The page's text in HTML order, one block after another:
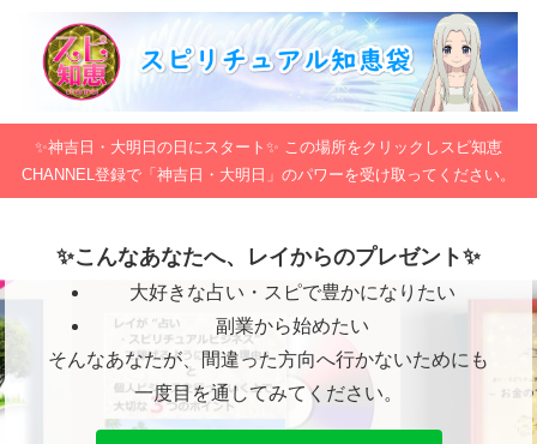
✨神吉日・大明日の日にスタート✨ この場所をクリックしスピ知恵
CHANNEL登録で「神吉日・大明日」のパワーを受け取ってください。
✨こんなあなたへ、レイからのプレゼント✨
大好きな占い・スピで豊かになりたい
副業から始めたい
そんなあなたが、間違った方向へ行かないためにも
一度目を通してみてください。